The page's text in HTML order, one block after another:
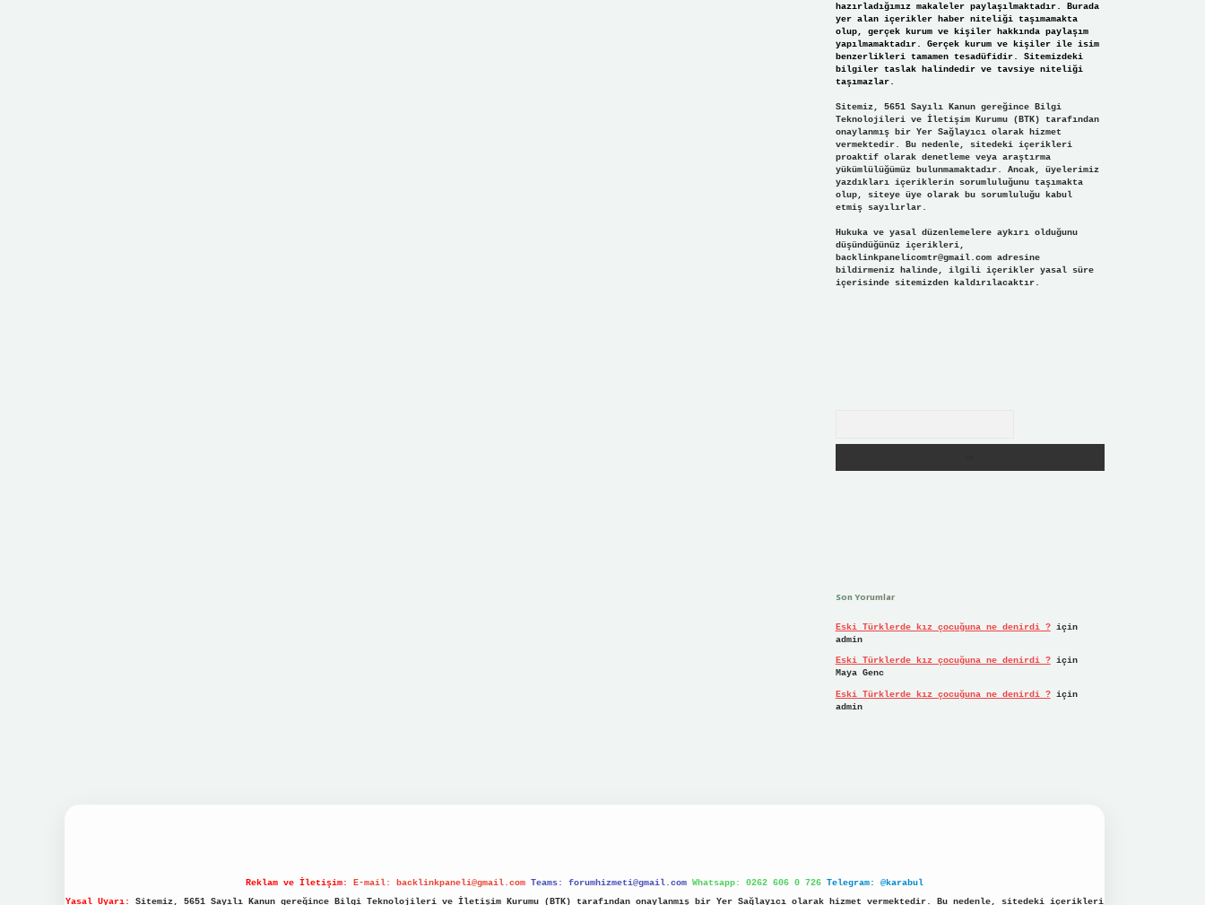
hazırladığımız makaleler paylaşılmaktadır. Burada
yer alan içerikler haber niteliği taşımamakta
olup, gerçek kurum ve kişiler hakkında paylaşım
yapılmamaktadır. Gerçek kurum ve kişiler ile isim
benzerlikleri tamamen tesadüfidir. Sitemizdeki
bilgiler taslak halindedir ve tavsiye niteliği
taşımazlar.
Sitemiz, 5651 Sayılı Kanun gereğince Bilgi
Teknolojileri ve İletişim Kurumu (BTK) tarafından
onaylanmış bir Yer Sağlayıcı olarak hizmet
vermektedir. Bu nedenle, sitedeki içerikleri
proaktif olarak denetleme veya araştırma
yükümlülüğümüz bulunmamaktadır. Ancak, üyelerimiz
yazdıkları içeriklerin sorumluluğunu taşımakta
olup, siteye üye olarak bu sorumluluğu kabul
etmiş sayılırlar.
Hukuka ve yasal düzenlemelere aykırı olduğunu
düşündüğünüz içerikleri,
backlinkpanelicomtr@gmail.comadresine
bildirmeniz halinde, ilgili içerikler yasal süre
içerisinde sitemizden kaldırılacaktır.
Son Yorumlar
Eski Türklerde kız çocuğuna ne denirdi ?için
admin
Eski Türklerde kız çocuğuna ne denirdi ?için
Maya Genc
Eski Türklerde kız çocuğuna ne denirdi ?için
admin
Reklam ve İletişim: E-mail: backlinkpaneli@gmail.com Teams: forumhizmeti@gmail.com Whatsapp: 0262 606 0 726
Telegram: @karabul
Yasal Uyarı:
Sitemiz, 5651 Sayılı Kanun gereğince Bilgi Teknolojileri ve İletişim Kurumu (BTK) tarafından onaylanmış bir Yer Sağlayıcı olarak hizmet vermektedir. Bu nedenle, sitedeki içerikleri